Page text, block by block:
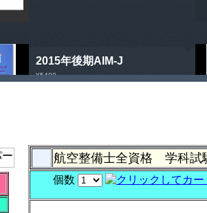
航空整備士全資格 学科
個数